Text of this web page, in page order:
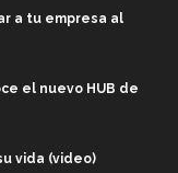
a tu empresa al
el nuevo HUB de
vida (video)